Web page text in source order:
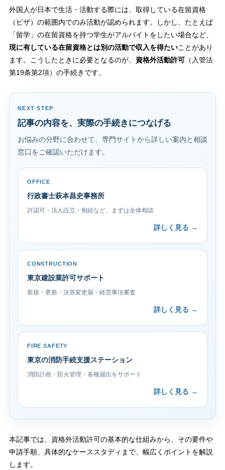
外国人が日本で生活・活動する際には、取得している在留資格
（ビザ）の範囲内でのみ活動が認められます。しかし、たとえば
「留学」の在留資格を持つ学生がアルバイトをしたい場合など、
現に有している在留資格とは別の活動で収入を得たいことがあり
ます。こうしたときに必要となるのが、 資格外活動許可（入管法
第19条第2項）の手続きです。
NEXT STEP
記事の内容を、実際の手続きにつなげる
お悩みの分野に合わせて、専門サイトから詳しい案内と相談
窓口をご確認いただけます。
OFFICE
行政書士萩本昌史事務所
許認可・法人設立・相続など、まずは全体相談
詳しく見る →
CONSTRUCTION
東京建設業許可サポート
新規・更新・決算変更届・経営事項審査
詳しく見る →
FIRE SAFETY
東京の消防手続支援ステーション
消防計画・防火管理・各種届出をサポート
詳しく見る →
本記事では、資格外活動許可の基本的な仕組みから、その要件や
申請手順、具体的なケーススタディまで、幅広くポイントを解説
します。